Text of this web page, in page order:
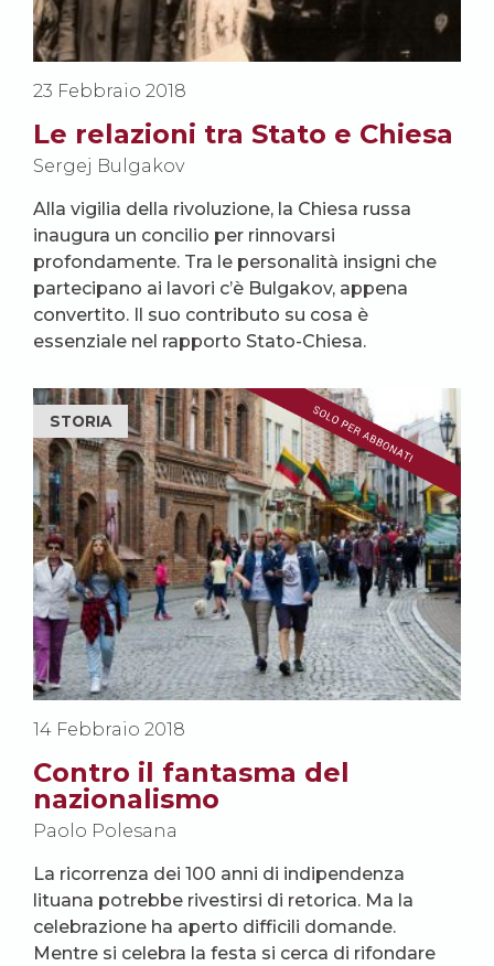
23 Febbraio 2018
Le relazioni tra Stato e Chiesa
Sergej Bulgakov
Alla vigilia della rivoluzione, la Chiesa russa
inaugura un concilio per rinnovarsi
profondamente. Tra le personalità insigni che
partecipano ai lavori c’è Bulgakov, appena
convertito. Il suo contributo su cosa è
essenziale nel rapporto Stato-Chiesa.
STORIA
14 Febbraio 2018
Contro il fantasma del
nazionalismo
Paolo Polesana
La ricorrenza dei 100 anni di indipendenza
lituana potrebbe rivestirsi di retorica. Ma la
celebrazione ha aperto difficili domande.
Mentre si celebra la festa si cerca di rifondare